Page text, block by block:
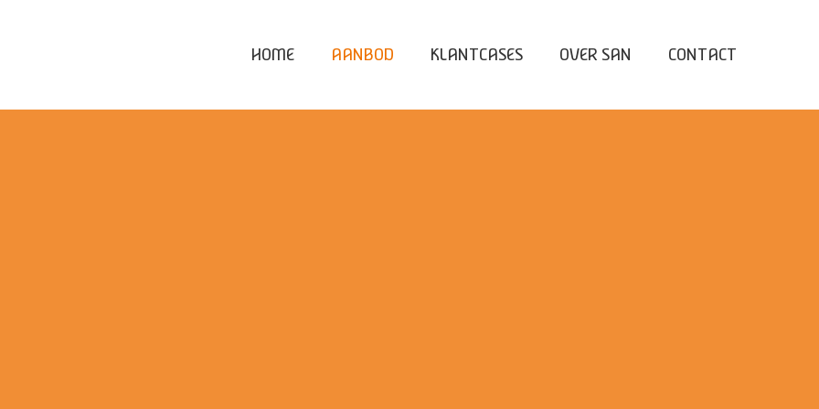
HOME AANBOD KLANTCASES OVER SAN CONTACT